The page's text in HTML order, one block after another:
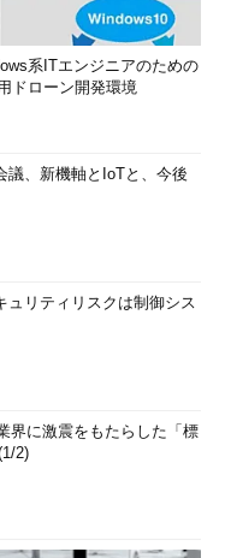
系ITエンジニアのための
ドローン開発環境
議、新機軸とIoTと、今後
ュリティリスクは制御シス
界に激震をもたらした「標
2)